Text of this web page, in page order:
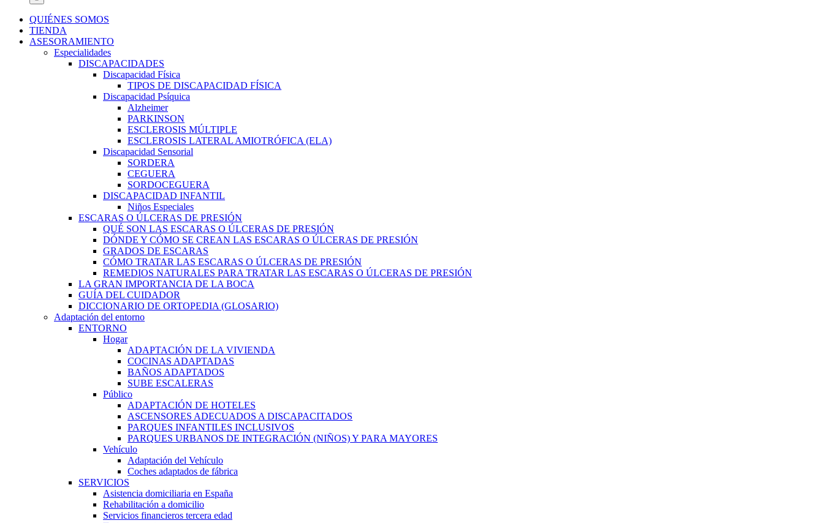
QUIÉNES SOMOS
TIENDA
ASESORAMIENTO
Especialidades
DISCAPACIDADES
Discapacidad Física
TIPOS DE DISCAPACIDAD FÍSICA
Discapacidad Psíquica
Alzheimer
PARKINSON
ESCLEROSIS MÚLTIPLE
ESCLEROSIS LATERAL AMIOTRÓFICA (ELA)
Discapacidad Sensorial
SORDERA
CEGUERA
SORDOCEGUERA
DISCAPACIDAD INFANTIL
Niños Especiales
ESCARAS O ÚLCERAS DE PRESIÓN
QUÉ SON LAS ESCARAS O ÚLCERAS DE PRESIÓN
DÓNDE Y CÓMO SE CREAN LAS ESCARAS O ÚLCERAS DE PRESIÓN
GRADOS DE ESCARAS
CÓMO TRATAR LAS ESCARAS O ÚLCERAS DE PRESIÓN
REMEDIOS NATURALES PARA TRATAR LAS ESCARAS O ÚLCERAS DE PRESIÓN
LA GRAN IMPORTANCIA DE LA BOCA
GUÍA DEL CUIDADOR
DICCIONARIO DE ORTOPEDIA (GLOSARIO)
Adaptación del entorno
ENTORNO
Hogar
ADAPTACIÓN DE LA VIVIENDA
COCINAS ADAPTADAS
BAÑOS ADAPTADOS
SUBE ESCALERAS
Público
ADAPTACIÓN DE HOTELES
ASCENSORES ADECUADOS A DISCAPACITADOS
PARQUES INFANTILES INCLUSIVOS
PARQUES URBANOS DE INTEGRACIÓN (NIÑOS) Y PARA MAYORES
Vehículo
Adaptación del Vehículo
Coches adaptados de fábrica
SERVICIOS
Asistencia domiciliaria en España
Rehabilitación a domicilio
Servicios financieros tercera edad